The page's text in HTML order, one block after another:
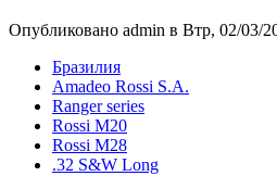
Опубликовано admin в Втр, 02/03/
Бразилия
Amadeo Rossi S.A.
Ranger series
Rossi M20
Rossi M28
.32 S&W Long